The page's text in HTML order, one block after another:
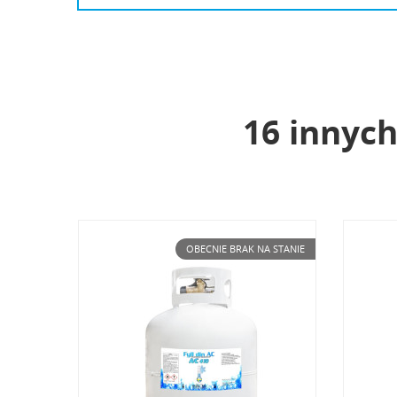
16
OBECNIE BRAK NA STANIE